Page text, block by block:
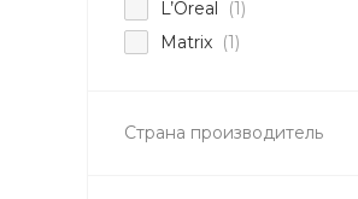
L’Oreal
(1)
Matrix (1)
Страна производитель